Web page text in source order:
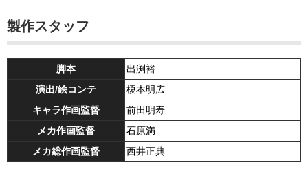
製作スタッフ
脚本
出渕裕
演出/絵コンテ
榎本明広
キャラ作画監督
前田明寿
メカ作画監督
石原満
メカ総作画監督
西井正典